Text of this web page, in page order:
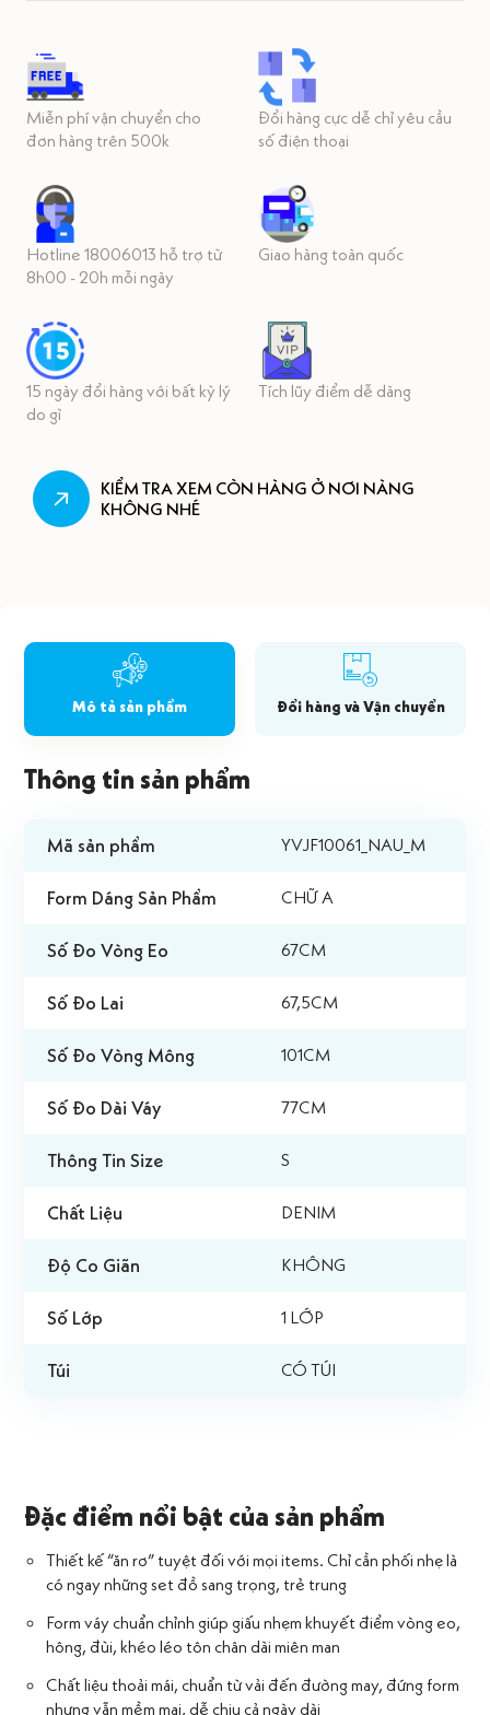
Miễn phí vận chuyển cho
đơn hàng trên 500k
Đổi hàng cực dễ chỉ yêu cầu
số điện thoại
Hotline 18006013 hỗ trợ từ
8h00 - 20h mỗi ngày
Giao hàng toàn quốc
15 ngày đổi hàng với bất kỳ lý
do gì
Tích lũy điểm dễ dàng
KIỂM TRA XEM CÒN HÀNG Ở NƠI NÀNG
KHÔNG NHÉ
Mô tả sản phẩm Đổi hàng và Vận chuyển
Thông tin sản phẩm
Mã sản phẩm YVJF10061_NAU_M
Form Dáng Sản Phẩm CHỮ A
Số Đo Vòng Eo 67CM
Số Đo Lai 67,5CM
Số Đo Vòng Mông 101CM
Số Đo Dài Váy 77CM
Thông Tin Size S
Chất Liệu DENIM
Độ Co Giãn KHÔNG
Số Lớp 1 LỚP
Túi CÓ TÚI
Đặc điểm nổi bật của sản phẩm
Thiết kế “ăn rơ” tuyệt đối với mọi items. Chỉ cần phối nhẹ là
có ngay những set đồ sang trọng, trẻ trung
Form váy chuẩn chỉnh giúp giấu nhẹm khuyết điểm vòng eo,
hông, đùi, khéo léo tôn chân dài miên man
Chất liệu thoải mái, chuẩn từ vải đến đường may, đứng form
nhưng vẫn mềm mại, dễ chịu cả ngày dài